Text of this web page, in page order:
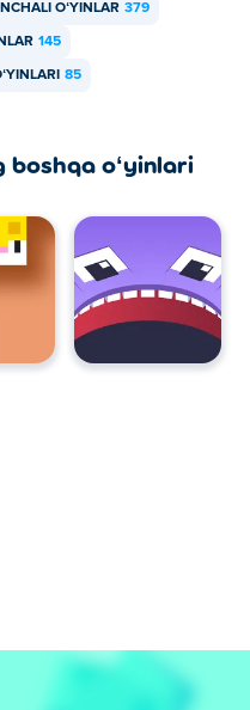
OʻYINLAR 379
145
85
boshqa oʻyinlari